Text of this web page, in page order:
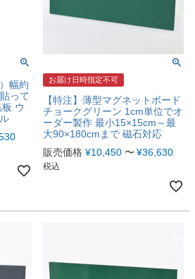
幅約
って
ウ
お届け日時指定不可
【特注】薄型マグネットボード
チョークグリーン 1cm単位でオ
ーダー製作 最小15×15cm～最
大90×180cmまで 磁石対応
販売価格 ¥10,450 〜 ¥36,630
税込